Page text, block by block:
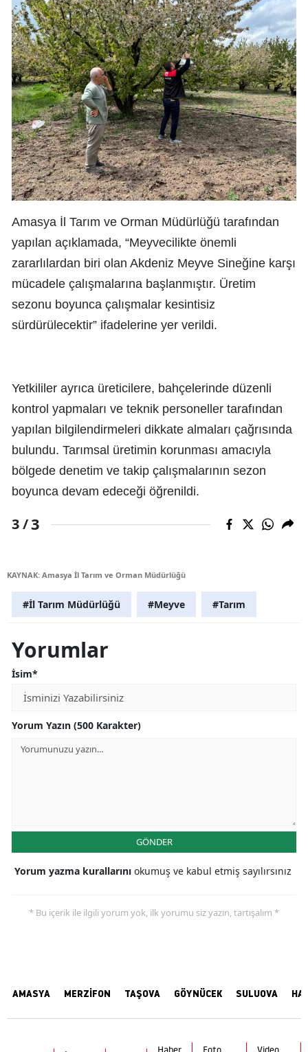
Amasya İl Tarım ve Orman Müdürlüğü tarafından
yapılan açıklamada, “Meyvecilikte önemli
zararlılardan biri olan Akdeniz Meyve Sineğine karşı
mücadele çalışmalarına başlanmıştır. Üretim
sezonu boyunca çalışmalar kesintisiz
sürdürülecektir” ifadelerine yer verildi.
Yetkililer ayrıca üreticilere, bahçelerinde düzenli
kontrol yapmaları ve teknik personeller tarafından
yapılan bilgilendirmeleri dikkate almaları çağrısında
bulundu. Tarımsal üretimin korunması amacıyla
bölgede denetim ve takip çalışmalarının sezon
boyunca devam edeceği öğrenildi.
3 /3
KAYNAK: Amasya İl Tarım ve Orman Müdürlüğü
#İl Tarım Müdürlüğü #Meyve #Tarım
Yorumlar
İsim*
Yorum Yazın (500 Karakter)
GÖNDER
Yorum yazma kurallarını okumuş ve kabul etmiş sayılırsınız
* Bu içerik ile ilgili yorum yok, ilk yorumu siz yazın, tartışalım *
AMASYA MERZİFON TAŞOVA GÖYNÜCEK SULUOVA